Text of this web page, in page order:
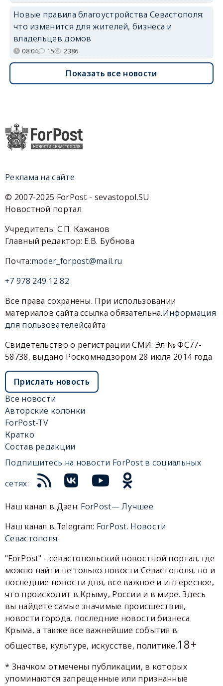
Новые правила благоустройства Севастополя:
что изменится для жителей, бизнеса и
владельцев домов
08:04 15 2386
Показать все новости
Реклама на сайте
© 2007-2025 ForPost - sevastopol.SU
Новостной портал
Учредитель: С.П. Кажанов
Главный редактор: Е.В. Бубнова
Почта:moder_forpost@mail.ru
+7 978 249 12 82
Все права сохранены. При использовании
материалов сайта ссылка обязательна.Информация
для пользователейсайта
Свидетельство о регистрации СМИ: Эл № ФС77-
58738, выдано Роскомнадзором 28 июля 2014 года
Прислать новость
Все новости
Авторские колонки
ForPost-TV
Кратко
Состав редакции
Подпишитесь на новости ForPost в социальных
сетях:
Наш канал в Дзен: ForPost— Лучшее
Наш канал в Telegram: ForPost. Новости
Севастополя
"ForPost" - севастопольский новостной портал, где
можно найти не только новости Севастополя, но и
последние новости дня, все важное и интересное,
что происходит в Крыму, России и в мире. Здесь
вы найдете самые значимые происшествия,
новости города, последние новости бизнеса
Крыма, а также все важнейшие события в
обществе, культуре, искусстве, политике.18+
* Значком отмечены публикации, в которых
упоминаются запрещенные или признанные